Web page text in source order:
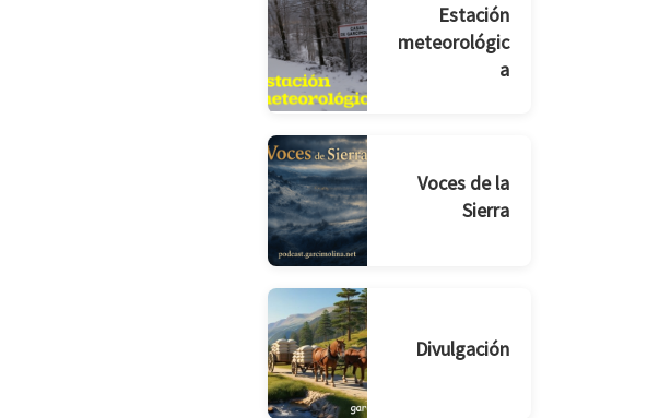
Estación
meteorológic
a
Voces de la
Sierra
Divulgación